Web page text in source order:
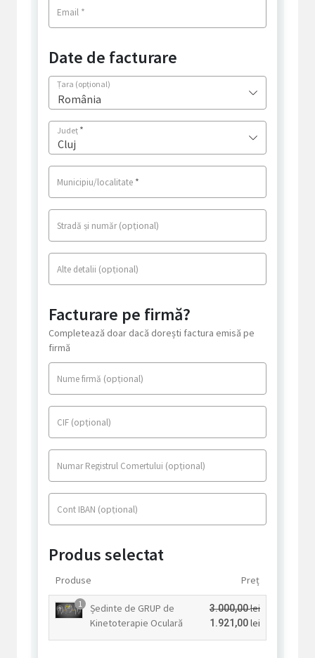
Email *
Date de facturare
Țara (opțional)
România
Județ *
Cluj
Municipiu/localitate *
Stradă și număr(opțional)
Alte detalii (opțional)
Facturare pe firmă?
Completează doar dacă dorești factura emisă pe
firmă
Nume firmă (opțional)
CIF (opțional)
Numar Registrul Comertului (opțional)
Cont IBAN (opțional)
Produs selectat
Produse Preț
1
Ședinte de GRUP de
Kinetoterapie Oculară
3.000,00lei
1.921,00lei